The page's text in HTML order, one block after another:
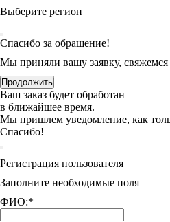
Выберите регион
Спасибо за обращение!
Мы приняли вашу заявку,
Продолжить
Ваш заказ будет обработан
в ближайшее время.
Мы пришлем уведомление, как
Спасибо!
Регистрация пользователя
Заполните необходимые поля
ФИО:*